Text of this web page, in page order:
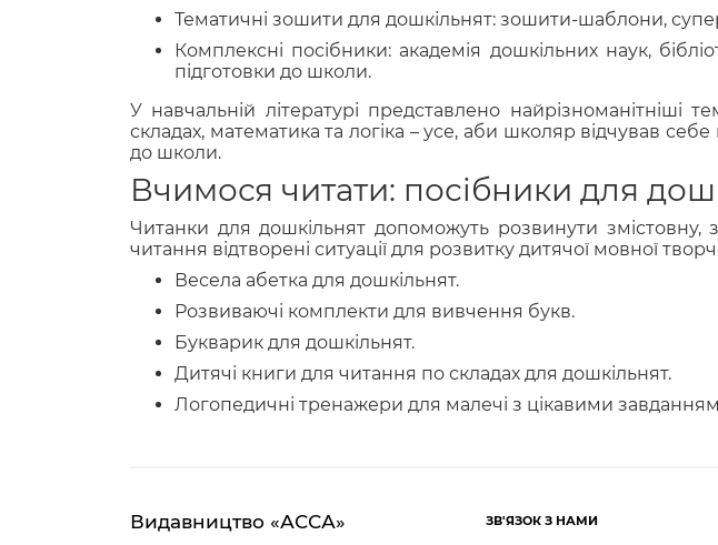
Тематичні зошити для дошкільнят: зошити-шаблони,
Комплексні посібники: академія дошкільних наук,
підготовки до школи.
У навчальній літературі представлено найрізноманітніші
складах, математика та логіка – усе, аби школяр відчував
до школи.
Вчимося читати: посібники для
Читанки для дошкільнят допоможуть розвинути
читання відтворені ситуації для розвитку дитячої мовної
Весела абетка для дошкільнят.
Розвиваючі комплекти для вивчення букв.
Букварик для дошкільнят.
Дитячі книги для читання по складах для дошкільнят.
Логопедичні тренажери для малечі з цікавими
Видавництво «АССА» ЗВ'ЯЗОК З НАМИ